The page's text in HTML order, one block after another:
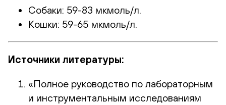
Собаки: 59-83 мкмоль/л.
Кошки: 59-65 мкмоль/л.
Источники литературы:
«Полное руководство по лабораторным
и инструментальным исследованиям